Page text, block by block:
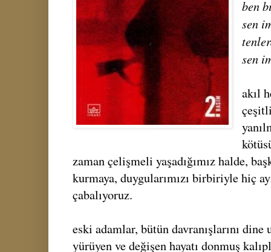
ben
sen
sen
akıl
zaman çelişmeli yaşadığımız halde,
kurmaya, duygularımızı birbiriyle hiç
çabalıyoruz.
eski adamlar, bütün davranışlarını dine
yürüyen ve değişen hayatı donmuş